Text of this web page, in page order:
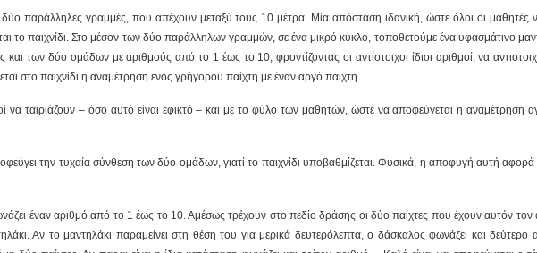
δύο παράλληλες γραμμές, που απέχουν μεταξύ τους 10 μέτρα. Μία απόσταση ιδανική, ώστε όλοι οι μαθητές
το παιχνίδι. Στο μέσον των δύο παράλληλων γραμμών, σε ένα μικρό κύκλο, τοποθετούμε ένα υφασμάτινο
και των δύο ομάδων με αριθμούς από το 1 έως το 10, φροντίζοντας οι αντίστοιχοι ίδιοι αριθμοί, να
στο παιχνίδι η αναμέτρηση ενός γρήγορου παίχτη με έναν αργό παίχτη.
να ταιριάζουν – όσο αυτό είναι εφικτό – και με το φύλο των μαθητών, ώστε να αποφεύγεται η αναμέτρηση
την τυχαία σύνθεση των δύο ομάδων, γιατί το παιχνίδι υποβαθμίζεται. Φυσικά, η αποφυγή αυτή
έναν αριθμό από το 1 έως το 10. Αμέσως τρέχουν στο πεδίο δράσης οι δύο παίχτες που έχουν αυτόν τον
Αν το μαντηλάκι παραμείνει στη θέση του για μερικά δευτερόλεπτα, ο δάσκαλος φωνάζει και δεύτερο